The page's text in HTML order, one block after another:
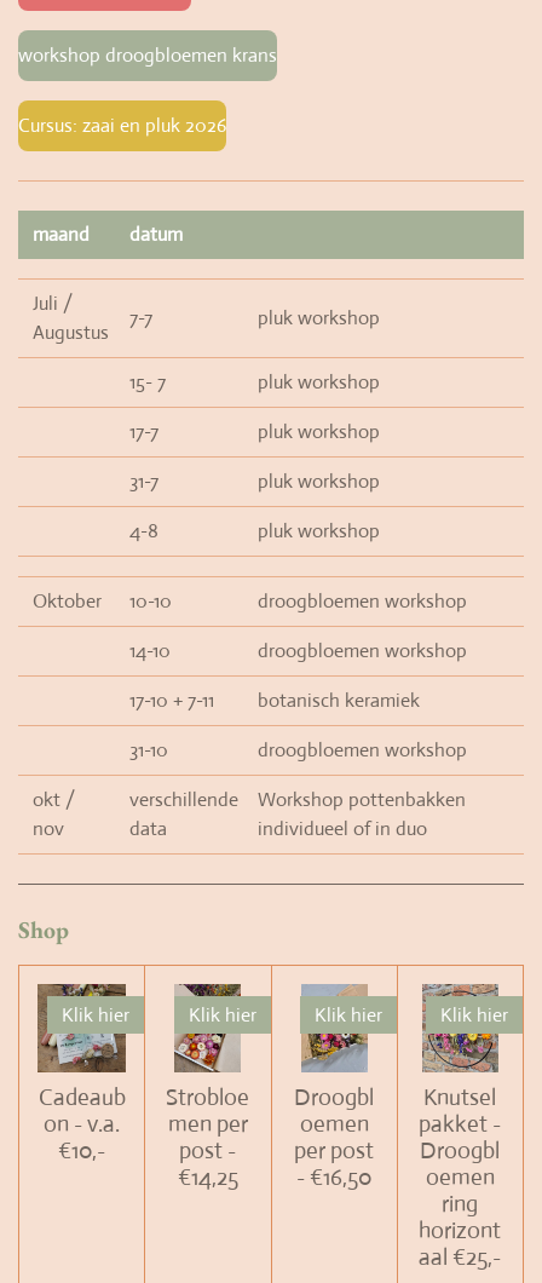
workshop droogbloemen krans
Cursus: zaai en pluk 2026
maand datum
Juli /
Augustus
7-7 pluk workshop
15- 7
pluk workshop
17-7
pluk workshop
31-7
pluk workshop
4-8
pluk workshop
Oktober 10-10
droogbloemen workshop
14-10
droogbloemen workshop
17-10 + 7-11
botanisch keramiek
31-10
droogbloemen workshop
okt /
nov
verschillende
data
Workshop pottenbakken
individueel of in duo
Shop
Klik hier
Cadeaub
on - v.a.
€10,-
Klik hier
Strobloe
men per
post -
€14,25
Klik hier
Droogbl
oemen
per post
- €16,50
Klik hier
Knutsel
pakket -
Droogbl
oemen
ring
horizont
aal €25,-